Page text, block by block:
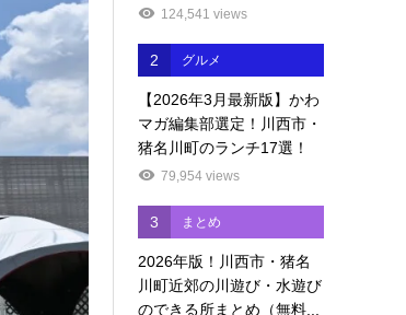
124,541 views
2 グルメ
【2026年3月最新版】かわ
マガ編集部選定！川西市・
猪名川町のランチ17選！
79,954 views
3 まとめ
2026年版！川西市・猪名
川町近郊の川遊び・水遊び
のできる所まとめ（無料...